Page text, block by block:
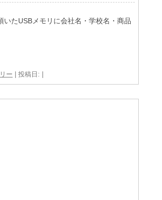
たUSBメモリに会社名・学校名・商品
ー | 投稿日: